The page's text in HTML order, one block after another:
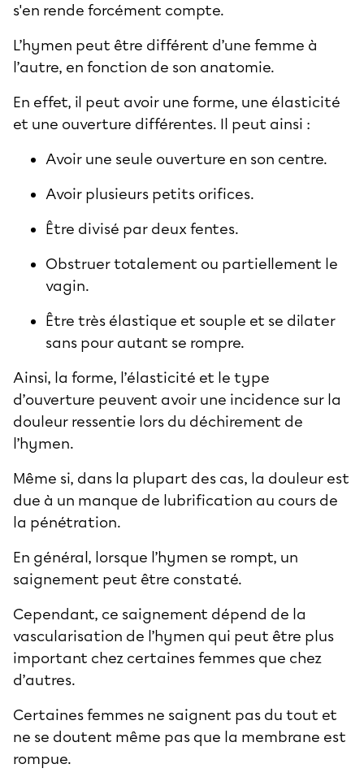
s'en rende forcément compte.
L’hymen peut être différent d’une femme à
l’autre, en fonction de son anatomie.
En effet, il peut avoir une forme, une élasticité
et une ouverture différentes. Il peut ainsi :
Avoir une seule ouverture en son centre.
Avoir plusieurs petits orifices.
Être divisé par deux fentes.
Obstruer totalement ou partiellement le
vagin.
Être très élastique et souple et se dilater
sans pour autant se rompre.
Ainsi, la forme, l’élasticité et le type
d’ouverture peuvent avoir une incidence sur la
douleur ressentie lors du déchirement de
l’hymen.
Même si, dans la plupart des cas, la douleur est
due à un manque de lubrification au cours de
la pénétration.
En général, lorsque l’hymen se rompt, un
saignement peut être constaté.
Cependant, ce saignement dépend de la
vascularisation de l’hymen qui peut être plus
important chez certaines femmes que chez
d’autres.
Certaines femmes ne saignent pas du tout et
ne se doutent même pas que la membrane est
rompue.